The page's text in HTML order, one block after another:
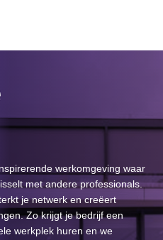
werkomgeving waar
met andere professionals.
je netwerk en creëert
Zo krijgt je bedrijf een
werkplek huren en we